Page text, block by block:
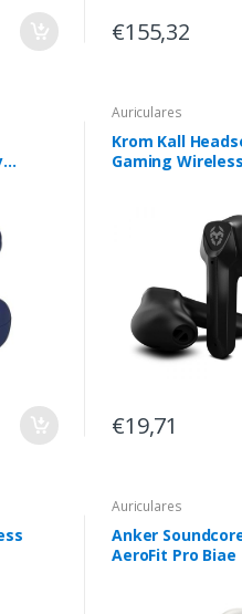
€155,32
Auriculares
Krom Kall
Gaming Wireless
€19,71
Auriculares
Anker
AeroFit Pro Biae